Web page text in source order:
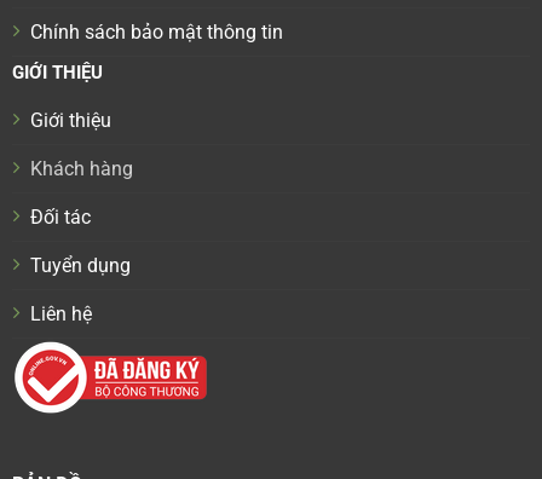
Chính sách bảo mật thông tin
GIỚI THIỆU
Giới thiệu
Khách hàng
Đối tác
Tuyển dụng
Liên hệ